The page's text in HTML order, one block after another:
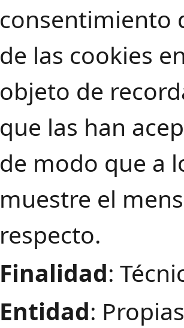
consentimiento
de las cookies
objeto de
que las han
de modo que a
muestre el
respecto.
Finalidad:
Entidad: Propias